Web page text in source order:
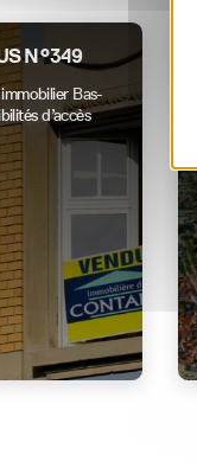
N°349
Bas-
d’accès